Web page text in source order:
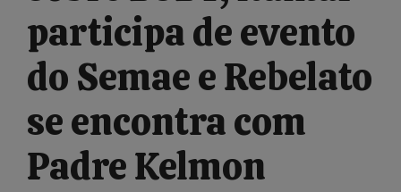
participa de evento
do Semae e Rebelato
se encontra com
Padre Kelmon